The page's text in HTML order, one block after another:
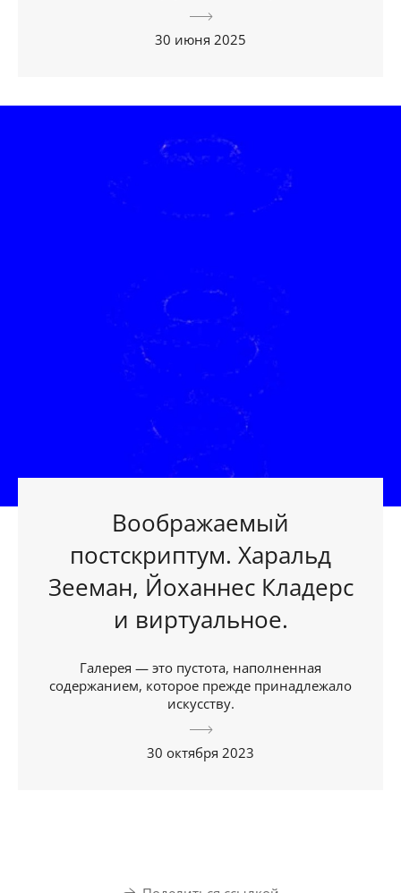
30 июня 2025
Воображаемый
постскриптум. Харальд
Зееман, Йоханнес Кладерс
и виртуальное.
Галерея — это пустота, наполненная
содержанием, которое прежде принадлежало
искусству.
30 октября 2023